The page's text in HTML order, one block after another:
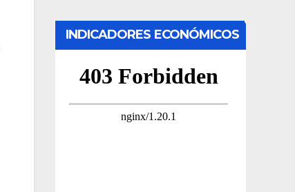
INDICADORES ECONÓMICOS